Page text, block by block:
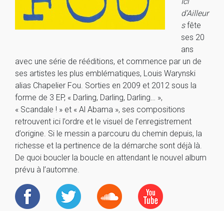
d’Ailleur
sfête
ses 20
ans
avec une série de rééditions, et commence par un de
ses artistes les plus emblématiques, Louis Warynski
alias Chapelier Fou. Sorties en 2009 et 2012 sous la
forme de 3 EP, « Darling, Darling, Darling… »,
« Scandale ! » et « Al Abama », ses compositions
retrouvent ici l’ordre et le visuel de l’enregistrement
d’origine. Si le messin a parcouru du chemin depuis, la
richesse et la pertinence de la démarche sont déjà là.
De quoi boucler la boucle en attendant le nouvel album
prévu à l’automne.